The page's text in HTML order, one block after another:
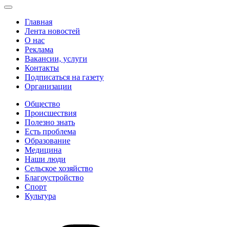
Главная
Лента новостей
О нас
Реклама
Вакансии, услуги
Контакты
Подписаться на газету
Организации
Общество
Происшествия
Полезно знать
Есть проблема
Образование
Медицина
Наши люди
Сельское хозяйство
Благоустройство
Спорт
Культура